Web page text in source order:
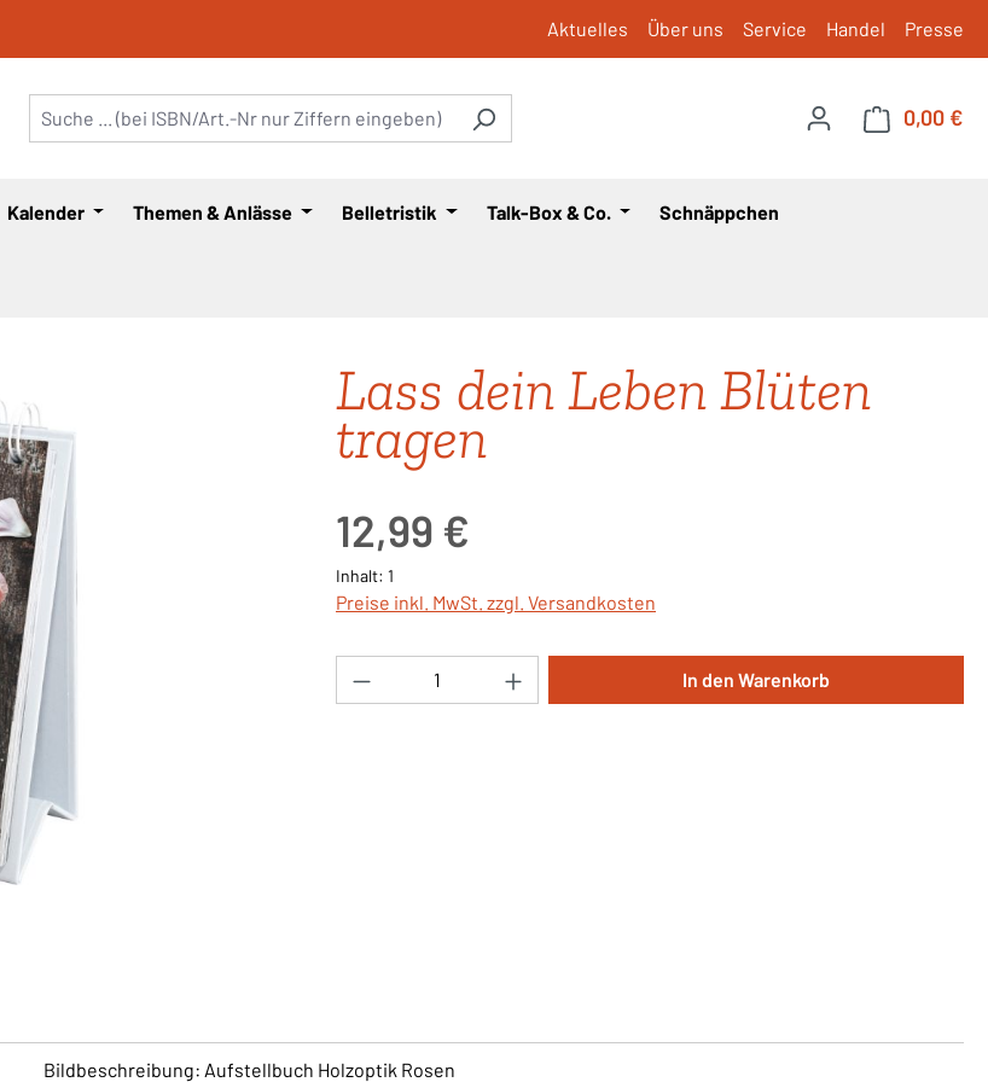
Aktuelles Über uns Service Handel Presse
0,00 €
Kalender Themen & Anlässe Belletristik Talk-Box & Co. Schnäppchen
Lass dein Leben Blüten
tragen
12,99 €
Inhalt: 1
Preise inkl. MwSt. zzgl. Versandkosten
Produkt Anzahl: Gib den gewünschten Wert ein
In den Warenkorb
Bildbeschreibung: Aufstellbuch Holzoptik Rosen